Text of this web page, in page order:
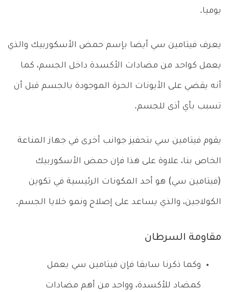
يوميا.
يعرف فيتامين سي أيضا بإسم حمض الأسكوربيك والذي
يعمل كواحد من مضادات الأكسدة داخل الجسم، كما
أنه يقضي على الأيونات الحرة الموجودة بالجسم قبل أن
تسبب بأي أذى للجسم.
يقوم فيتامين سي بتحفيز جوانب أخرى في جهاز المناعة
الخاص بنا، علاوة على هذا فإن حمض الأسكوربيك
(فيتامين سي) هو أحد المكونات الرئيسية في تكوين
الكولاجين، والذي يساعد على إصلاح ونمو خلايا الجسم.
مقاومة السرطان
وكما ذكرنا سابقا فإن فيتامين سي يعمل
كمضاد للأكسدة، وواحد من أهم مضادات